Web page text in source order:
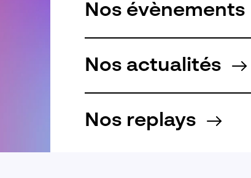
Nos évènements
Nos actualités
Nos replays